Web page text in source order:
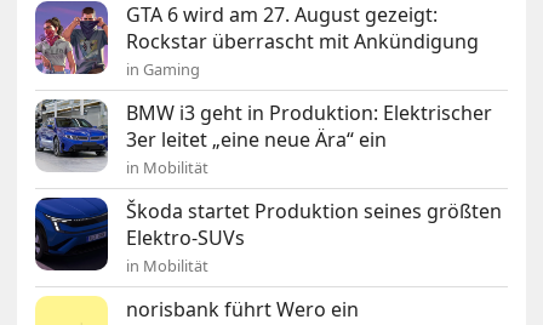
GTA 6 wird am 27. August gezeigt:
Rockstar überrascht mit Ankündigung
in Gaming
BMW i3 geht in Produktion: Elektrischer
3er leitet „eine neue Ära“ ein
in Mobilität
Škoda startet Produktion seines größten
Elektro-SUVs
in Mobilität
norisbank führt Wero ein